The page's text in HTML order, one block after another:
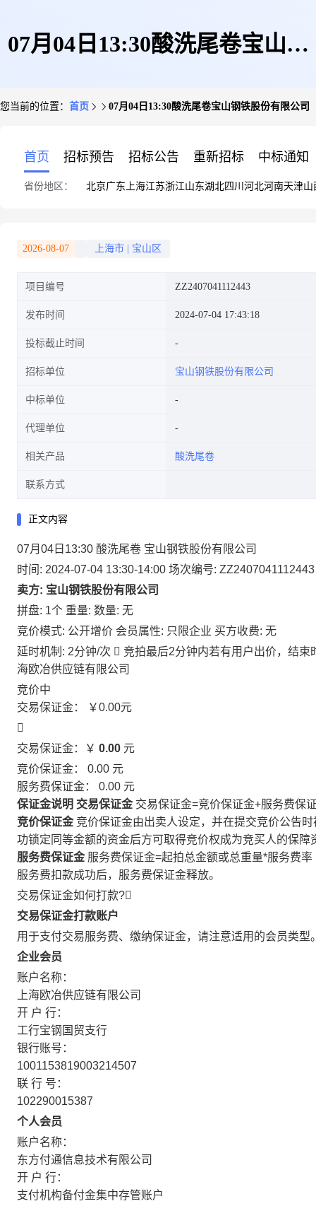
07月04日13:30酸洗尾卷宝山钢
您当前的位置： 首页 07月04日13:30酸洗尾卷宝山钢铁股份有限公司
首页 招标预告 招标公告 重新招标 中标通知
省份地区： 北京广东 上海江苏浙江山东湖北四川 河北河南天津山
2026-08-07 上海市 宝山区
项目编号 ZZ2407041112443
发布时间 2024-07-04 17:43:18
投标截止时间
招标单位 宝山钢铁股份有限公司
中标单位
代理单位
相关产品 酸洗尾卷
联系方式
正文内容
07月04日13:30 酸洗尾卷 宝山钢铁股份有限公司
时间: 2024-07-04 13:30-14:00 场次编号: ZZ2407041112443
卖方: 宝山钢铁股份有限公司
拼盘: 1个 重量: 数量: 无
竞价模式: 公开增价 会员属性: 只限企业 买方收费: 无
延时机制: 2分钟/次  竞拍最后2分钟内若有用户出价，结
海欧冶供应链有限公司
竞价中
交易保证金：
￥0.00元

交易保证金：￥ 0.00 元
竞价保证金： 0.00 元
服务费保证金： 0.00 元
保证金说明 交易保证金 交易保证金=竞价保证金+服务费保
竞价保证金 竞价保证金由出卖人设定，并在提交竞价公告
功锁定同等金额的资金后方可取得竞价权成为竞买人的保障
服务费保证金 服务费保证金=起拍总金额或总重量*服务费率
服务费扣款成功后，服务费保证金释放。
交易保证金如何打款?
交易保证金打款账户
用于支付交易服务费、缴纳保证金，请注意适用的会员类型
企业会员
账户名称：
上海欧冶供应链有限公司
开 户 行：
工行宝钢国贸支行
银行账号：
1001153819003214507
联 行 号：
102290015387
个人会员
账户名称：
东方付通信息技术有限公司
开 户 行：
支付机构备付金集中存管账户